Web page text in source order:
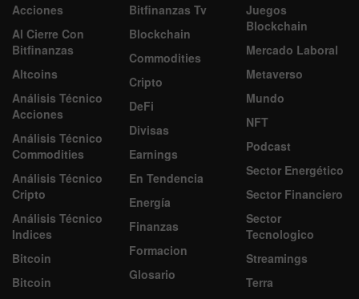
Acciones
Al Cierre Con
Bitfinanzas
Altcoins
Análisis Técnico
Acciones
Análisis Técnico
Commodities
Análisis Técnico
Cripto
Análisis Técnico
Indices
Bitcoin
Bitcoin
Bitfinanzas Tv
Blockchain
Commodities
Cripto
DeFi
Divisas
Earnings
En Tendencia
Energía
Finanzas
Formacion
Glosario
Juegos
Blockchain
Mercado Laboral
Metaverso
Mundo
NFT
Podcast
Sector Energético
Sector Financiero
Sector
Tecnologico
Streamings
Terra